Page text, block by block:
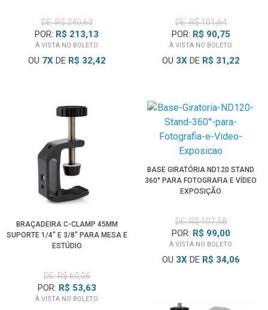
DE: R$ 240,63
POR: R$ 213,13
À VISTA NO BOLETO
OU 7XDE R$ 32,42
DE: R$ 101,64
POR: R$ 90,75
À VISTA NO BOLETO
OU 3XDE R$ 31,22
BRAÇADEIRA C-CLAMP 45MM
SUPORTE 1/4" E 3/8" PARA MESA E
ESTÚDIO
DE: R$ 60,06
POR: R$ 53,63
À VISTA NO BOLETO
BASE GIRATÓRIA ND120 STAND
360° PARA FOTOGRAFIA E VÍDEO
EXPOSIÇÃO
DE: R$ 107,58
POR: R$ 99,00
À VISTA NO BOLETO
OU 3XDE R$ 34,06